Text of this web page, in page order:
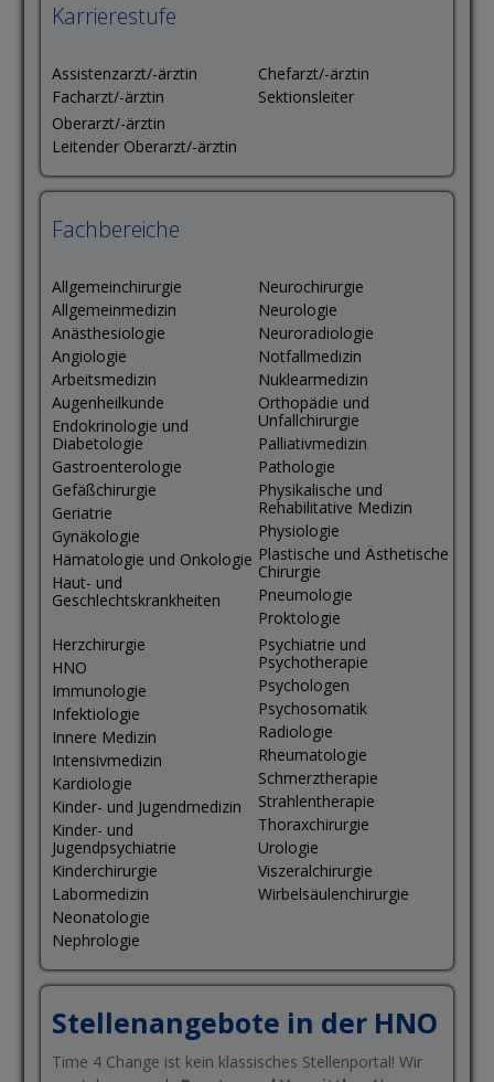
Karrierestufe
Assistenzarzt/-ärztin
Facharzt/-ärztin
Oberarzt/-ärztin
Leitender Oberarzt/-ärztin
Chefarzt/-ärztin
Sektionsleiter
Fachbereiche
Allgemeinchirurgie
Allgemeinmedizin
Anästhesiologie
Angiologie
Arbeitsmedizin
Augenheilkunde
Endokrinologie und
Diabetologie
Gastroenterologie
Gefäßchirurgie
Geriatrie
Gynäkologie
Hämatologie und Onkologie
Haut- und
Geschlechtskrankheiten
Herzchirurgie
HNO
Immunologie
Infektiologie
Innere Medizin
Intensivmedizin
Kardiologie
Kinder- und Jugendmedizin
Kinder- und
Jugendpsychiatrie
Kinderchirurgie
Labormedizin
Neonatologie
Nephrologie
Neurochirurgie
Neurologie
Neuroradiologie
Notfallmedizin
Nuklearmedizin
Orthopädie und
Unfallchirurgie
Palliativmedizin
Pathologie
Physikalische und
Rehabilitative Medizin
Physiologie
Plastische und Ästhetische
Chirurgie
Pneumologie
Proktologie
Psychiatrie und
Psychotherapie
Psychologen
Psychosomatik
Radiologie
Rheumatologie
Schmerztherapie
Strahlentherapie
Thoraxchirurgie
Urologie
Viszeralchirurgie
Wirbelsäulenchirurgie
Stellenangebote in der HNO
Time 4 Change ist kein klassisches Stellenportal! Wir